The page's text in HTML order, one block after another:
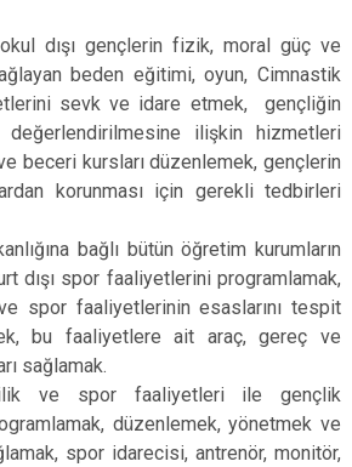
dışı gençlerin fizik, moral güç ve
beden eğitimi, oyun, Cimnastik
sevk ve idare etmek, gençliğin
değerlendirilmesine ilişkin hizmetleri
beceri kursları düzenlemek, gençlerin
korunması için gerekli tedbirleri
bağlı bütün öğretim kurumların
dışı spor faaliyetlerini programlamak,
spor faaliyetlerinin esaslarını tespit
bu faaliyetlere ait araç, gereç ve
sağlamak.
ve spor faaliyetleri ile gençlik
düzenlemek, yönetmek ve
spor idarecisi, antrenör, monitör,